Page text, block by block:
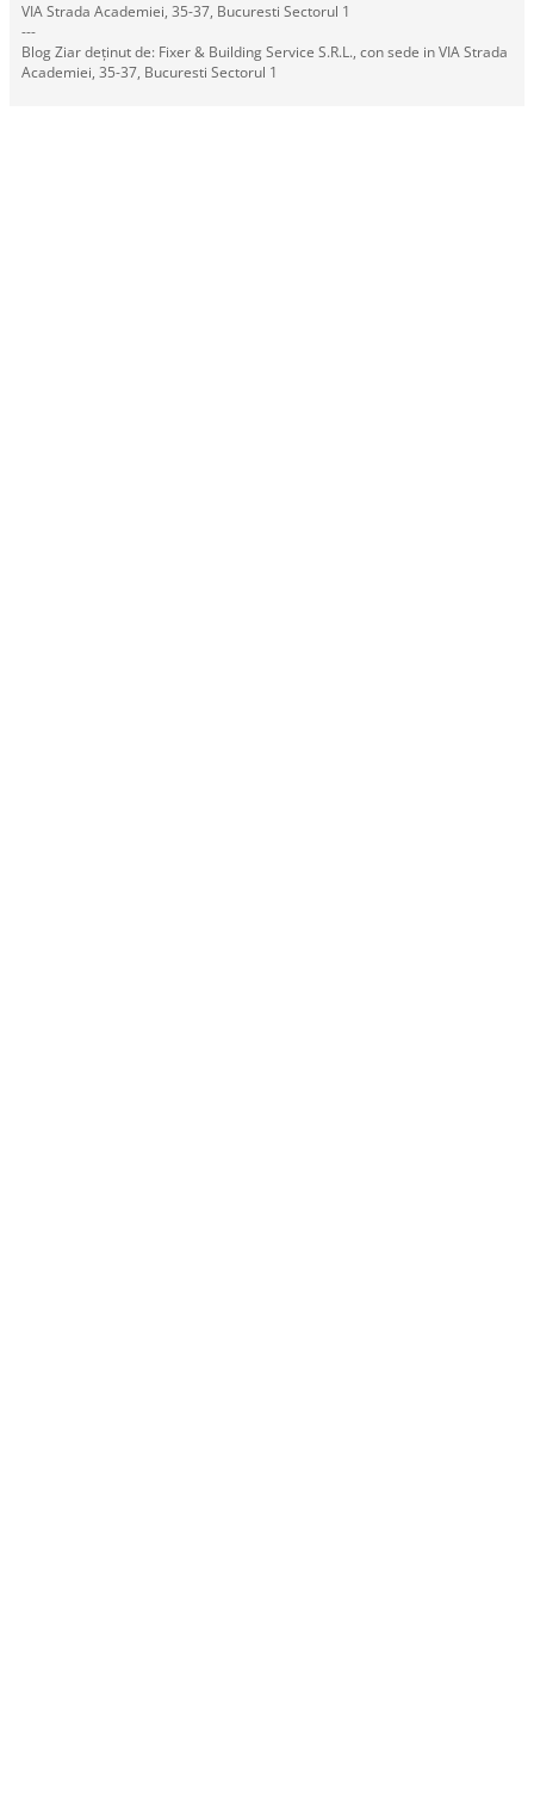
VIA Strada Academiei, 35-37, Bucuresti Sectorul 1
---
Blog Ziar deținut de: Fixer & Building Service S.R.L., con sede in VIA Strada
Academiei, 35-37, Bucuresti Sectorul 1